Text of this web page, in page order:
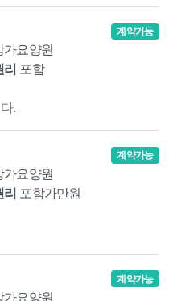
가요양원
리 포함
계약가능
.
가요양원
리 포함가만원
계약가능
가요양원
계약가능